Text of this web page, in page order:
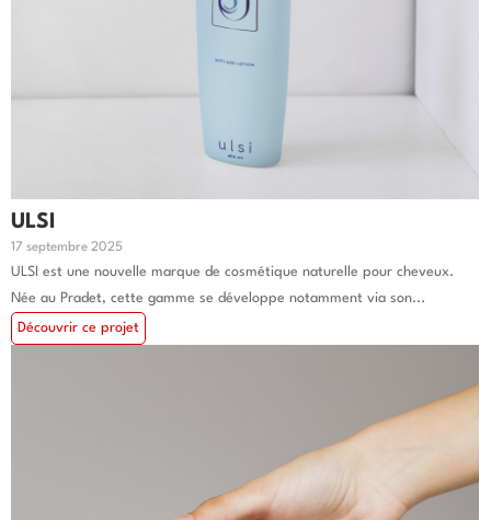
ULSI
17 septembre 2025
ULSI est une nouvelle marque de cosmétique naturelle pour cheveux.
Née au Pradet, cette gamme se développe notamment via son...
Découvrir ce projet